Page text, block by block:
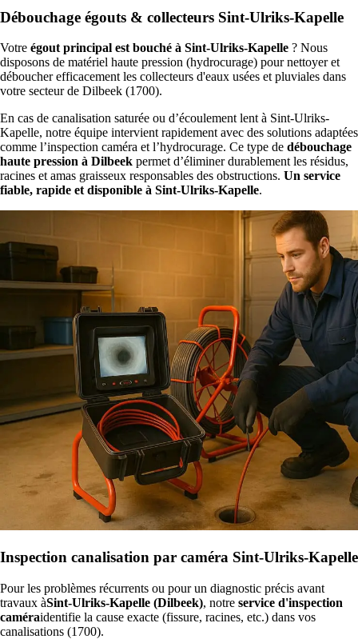
Débouchage égouts & collecteurs Sint-Ulriks-Kapelle
Votre égout principal est bouché à Sint-Ulriks-Kapelle ? Nous
disposons de matériel haute pression (hydrocurage) pour nettoyer et
déboucher efficacement les collecteurs d'eaux usées et pluviales dans
votre secteur de Dilbeek (1700).
En cas de canalisation saturée ou d’écoulement lent à Sint-Ulriks-
Kapelle, notre équipe intervient rapidement avec des solutions adaptées
comme l’inspection caméra et l’hydrocurage. Ce type de débouchage
haute pression à Dilbeek permet d’éliminer durablement les résidus,
racines et amas graisseux responsables des obstructions. Un service
fiable, rapide et disponible à Sint-Ulriks-Kapelle.
Inspection canalisation par caméra Sint-Ulriks-Kapelle
Pour les problèmes récurrents ou pour un diagnostic précis avant
travaux àSint-Ulriks-Kapelle (Dilbeek), notre service d'inspection
caméraidentifie la cause exacte (fissure, racines, etc.) dans vos
canalisations (1700).